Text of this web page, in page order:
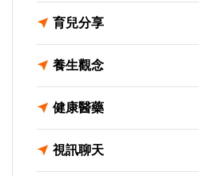
育兒分享
養生觀念
健康醫藥
視訊聊天